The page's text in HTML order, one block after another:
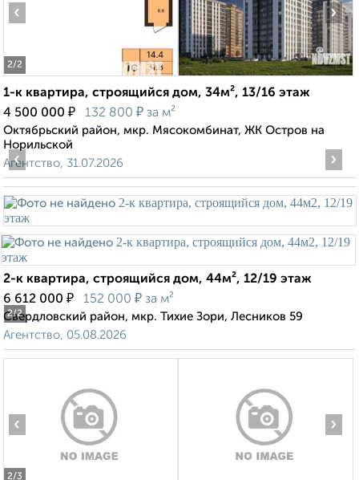
2/2
‹ ›
1-к квартира, строящийся дом, 34м², 13/16 этаж
4 500 000 ₽ 132 800 ₽ за м²
Октябрьский район, мкр. Мясокомбинат, ЖК Остров на
Норильской
Агентство, 31.07.2026
2/2
‹ ›
2-к квартира, строящийся дом, 44м², 12/19 этаж
6 612 000 ₽ 152 000 ₽ за м²
Свердловский район, мкр. Тихие Зори, Лесников 59
Агентство, 05.08.2026
2/3
‹ ›